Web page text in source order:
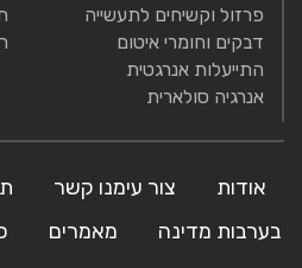
פרזול וקשיחים לתעשייה
דבקים וחומרי איטום
התייעלות אנרגטית
אנרגיה סולארית
אודות צור עימנו קשר
בערבות מדינה
מאמרים